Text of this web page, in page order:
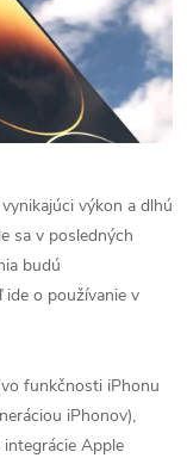
výkon a dlhú
sa v posledných
budú
ide o používanie v
funkčnosti iPhonu
iPhonov),
Apple